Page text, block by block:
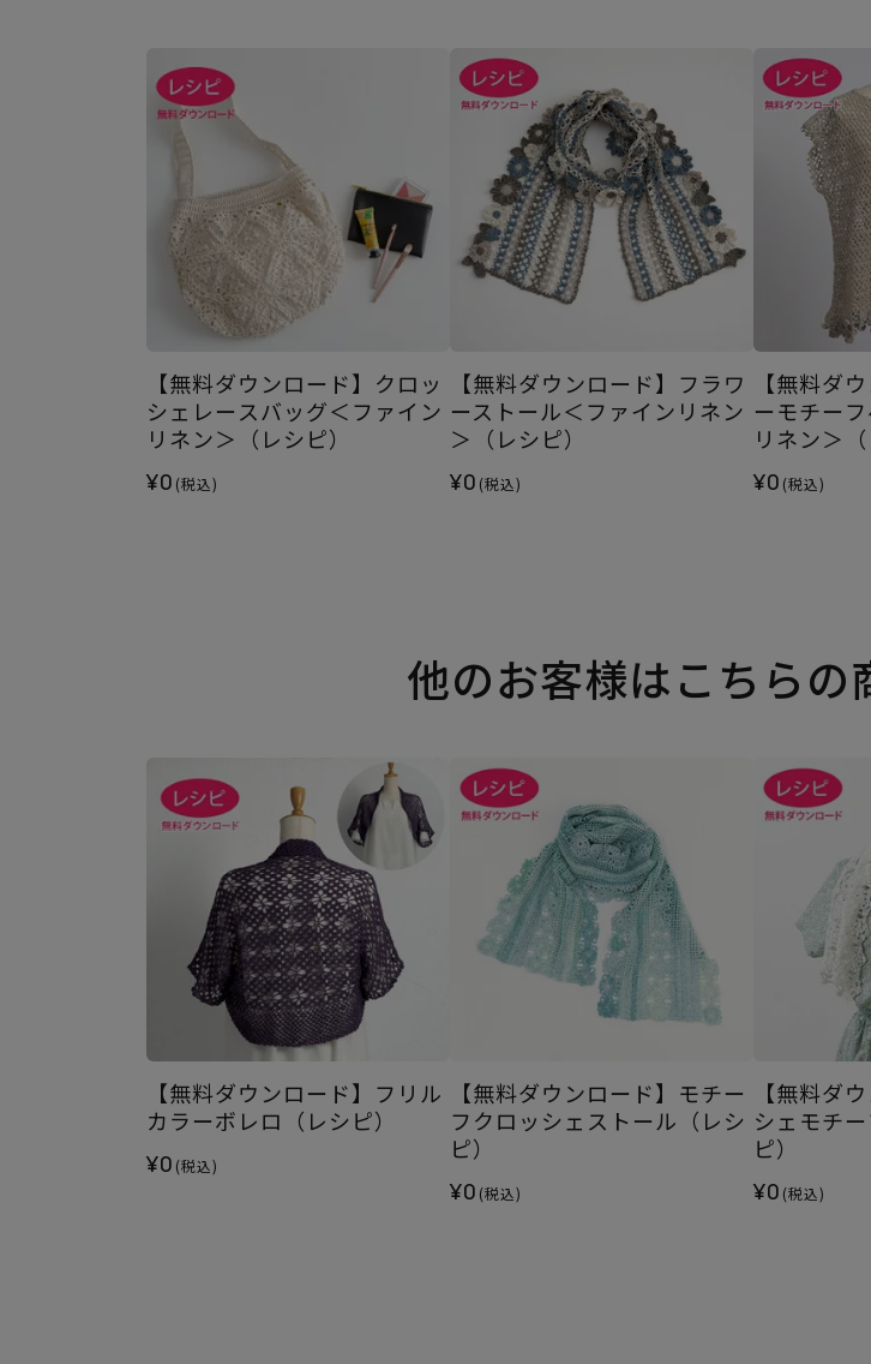
【無料ダウンロード】クロッ
シェレースバッグ＜ファイン
リネン＞（レシピ）
¥0 (税込)
【無料ダウンロード】フラワ
ーストール＜ファインリネン
＞（レシピ）
¥0 (税込)
【無料ダ
ーモチー
リネン＞（
¥0 (税込)
他のお客様はこちらの
【無料ダウンロード】フリル
カラーボレロ（レシピ）
¥0 (税込)
【無料ダウンロード】モチー
フクロッシェストール（レシ
ピ）
¥0 (税込)
【無料ダ
シェモチ
ピ）
¥0 (税込)